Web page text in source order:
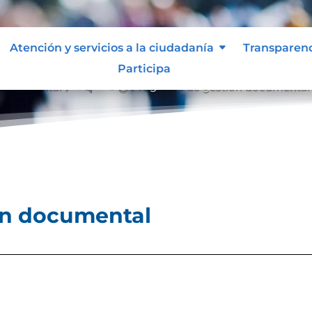
Atención y servicios a la ciudadanía
Participa
documental